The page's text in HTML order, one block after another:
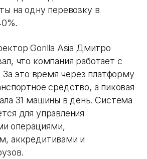
на одну перевозку в
Gorilla Asia Дмитро
что компания работает с
За это время через платформу
средство, а пиковая
31 машины в день. Система
для управления
операциями,
аккредитивами и